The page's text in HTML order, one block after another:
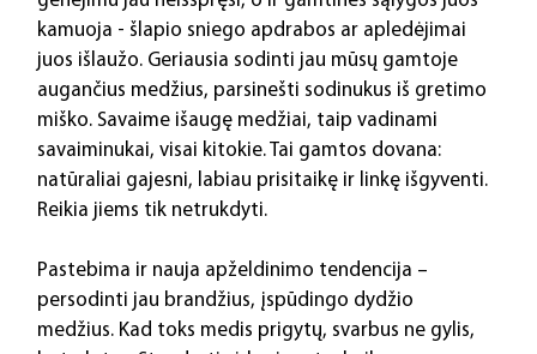
kamuoja - šlapio sniego apdrabos ar apledėjimai
juos išlaužo. Geriausia sodinti jau mūsų gamtoje
augančius medžius, parsinešti sodinukus iš gretimo
miško. Savaime išaugę medžiai, taip vadinami
savaiminukai, visai kitokie. Tai gamtos dovana:
natūraliai gajesni, labiau prisitaikę ir linkę išgyventi.
Reikia jiems tik netrukdyti.
Pastebima ir nauja apželdinimo tendencija –
persodinti jau brandžius, įspūdingo dydžio
medžius. Kad toks medis prigytų, svarbus ne gylis,